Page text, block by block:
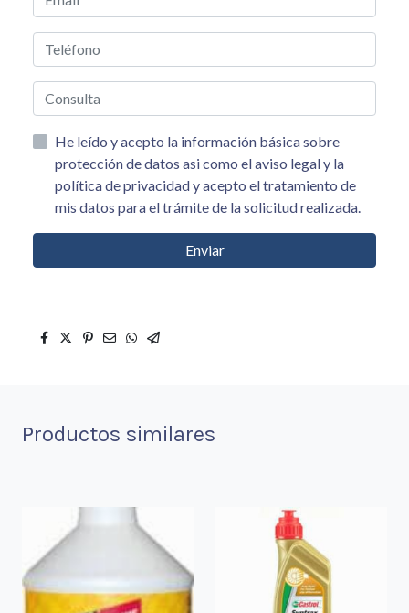
He leído y acepto la información básica sobre
protección de datos asi como el aviso legal y la
política de privacidad y acepto el tratamiento de
mis datos para el trámite de la solicitud realizada.
Enviar
Productos similares